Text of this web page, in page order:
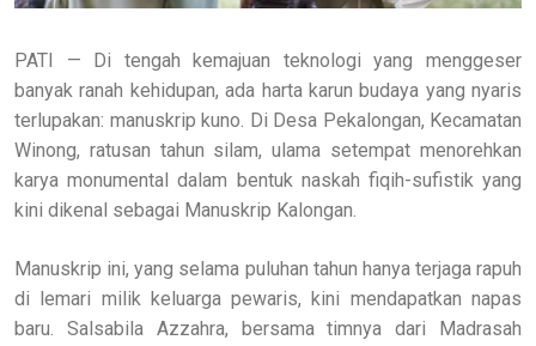
PATI — Di tengah kemajuan teknologi yang menggeser
banyak ranah kehidupan, ada harta karun budaya yang nyaris
terlupakan: manuskrip kuno. Di Desa Pekalongan, Kecamatan
Winong, ratusan tahun silam, ulama setempat menorehkan
karya monumental dalam bentuk naskah fiqih-sufistik yang
kini dikenal sebagai Manuskrip Kalongan.
Manuskrip ini, yang selama puluhan tahun hanya terjaga rapuh
di lemari milik keluarga pewaris, kini mendapatkan napas
baru. Salsabila Azzahra, bersama timnya dari Madrasah